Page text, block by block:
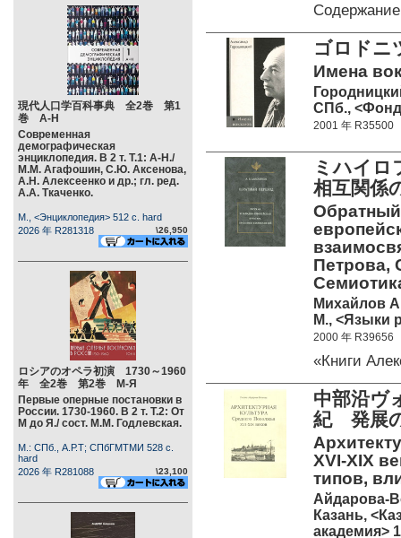
現代人口学百科事典 全2巻 第1
巻 А-Н
Современная
демографическая
энциклопедия. В 2 т. Т.1: А-Н./
М.М. Агафошин, С.Ю. Аксенова,
А.Н. Алексеенко и др.; гл. ред.
А.А. Ткаченко.
М., <Энциклопедия> 512 c. hard
2026 年 R281318
\26,950
ロシアのオペラ初演 1730～1960
年 全2巻 第2巻 М-Я
Первые оперные постановки в
России. 1730-1960. В 2 т. Т.2: От
М до Я./ сост. М.М. Годлевская.
М.: СПб., А.Р.Т; СПбГМТМИ 528 c.
hard
2026 年 R281088
\23,100
ゴロド
Имена
СПб., <Фонд
2001 年 R35500
ミハイ
相互関係
Обратный
Петрова,
Михайлов
М., <Языки
2000 年 R39656
«Книги
中部沿ヴ
紀 発展
XVI-XIX
типов,
Айдарова-
Казань,
академия>